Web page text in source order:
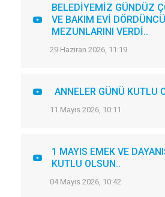
BELEDİYEMİZ GÜNDÜZ
VE BAKIM EVİ
MEZUNLARINI VERDİ..
29 Haziran 2026, 11:19
ANNELER GÜNÜ KUTLU
11 Mayıs 2026, 10:11
1 MAYIS EMEK VE
KUTLU OLSUN..
04 Mayıs 2026, 10:42